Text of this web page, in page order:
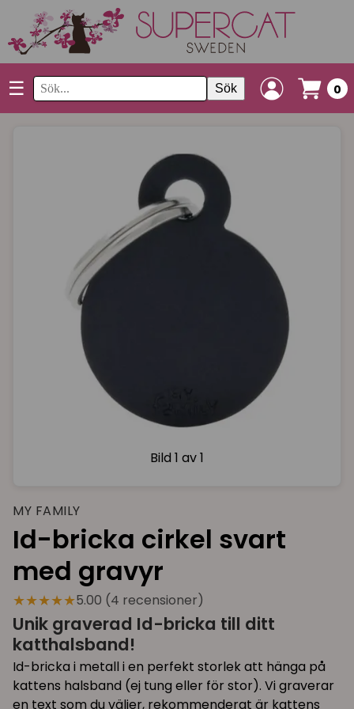
☰ Sök 0
Bild 1 av 1
MY FAMILY
Id-bricka cirkel svart
med gravyr
★★★★★5.00 (4 recensioner)
Unik graverad Id-bricka till ditt
katthalsband!
Id-bricka i metall i en perfekt storlek att hänga på
kattens halsband (ej tung eller för stor). Vi graverar
en text som du väljer, rekommenderat är kattens